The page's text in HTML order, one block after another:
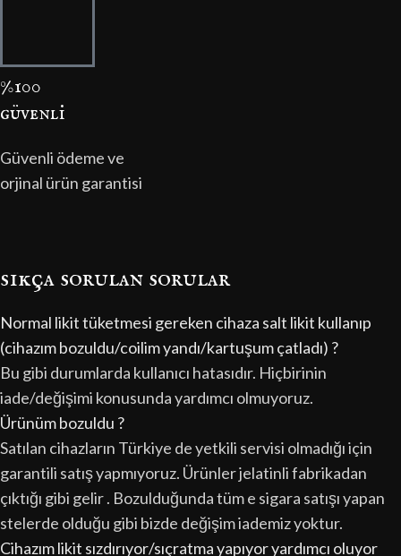
%100
güvenli̇
Güvenli ödeme ve
orjinal ürün garantisi
sıkça sorulan sorular
Normal likit tüketmesi gereken cihaza salt likit kullanıp
(cihazım bozuldu/coilim yandı/kartuşum çatladı) ?
Bu gibi durumlarda kullanıcı hatasıdır. Hiçbirinin
iade/değişimi konusunda yardımcı olmuyoruz.
Ürünüm bozuldu ?
Satılan cihazların Türkiye de yetkili servisi olmadığı için
garantili satış yapmıyoruz. Ürünler jelatinli fabrikadan
çıktığı gibi gelir . Bozulduğunda tüm e sigara satışı yapan
stelerde olduğu gibi bizde değişim iademiz yoktur.
Cihazım likit sızdırıyor/sıçratma yapıyor yardımcı oluyor